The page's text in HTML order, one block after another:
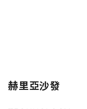
赫里亞沙發